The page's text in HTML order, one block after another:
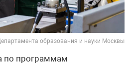
образования и науки Москвы
по программам